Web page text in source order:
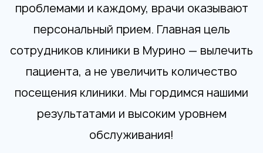
проблемами и каждому, врачи оказывают
персональный прием. Главная цель
сотрудников клиники в Мурино — вылечить
пациента, а не увеличить количество
посещения клиники. Мы гордимся нашими
результатами и высоким уровнем
обслуживания!